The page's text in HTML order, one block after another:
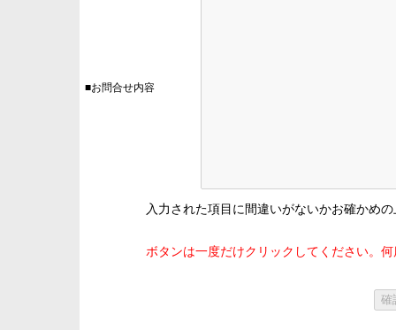
■お問合せ内容
入力された項目に間違いがないかお確かめ
ボタンは一度だけクリックしてください。